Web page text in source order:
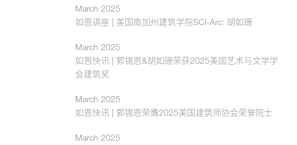
March 2025
如恩讲座 | 美国南加州建筑学院SCI-Arc: 胡如珊
March 2025
如恩快讯 | 郭锡恩&胡如珊荣获2025美国艺术与文学学
会建筑奖
March 2025
如恩快讯 | 郭锡恩荣膺2025美国建筑师协会荣誉院士
March 2025